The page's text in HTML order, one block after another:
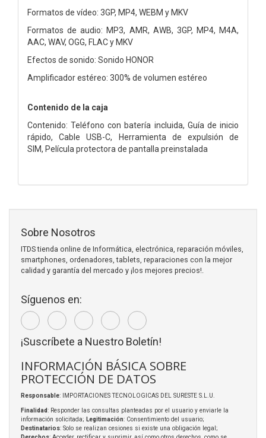
Formatos de vídeo: 3GP, MP4, WEBM y MKV
Formatos de audio: MP3, AMR, AWB, 3GP, MP4, M4A,
AAC, WAV, OGG, FLAC y MKV
Efectos de sonido: Sonido HONOR
Amplificador estéreo: 300% de volumen estéreo
Contenido de la caja
Contenido: Teléfono con batería incluida, Guía de inicio
rápido, Cable USB-C, Herramienta de expulsión de
SIM, Película protectora de pantalla preinstalada
Sobre Nosotros
ITDS tienda online de Informática, electrónica, reparación móviles,
smartphones, ordenadores, tablets, reparaciones con la mejor
calidad y garantía del mercado y ¡los mejores precios!.
Síguenos en:
¡Suscríbete a Nuestro Boletín!
INFORMACIÓN BÁSICA SOBRE
PROTECCIÓN DE DATOS
Responsable: IMPORTACIONES TECNOLOGICAS DEL SURESTE S.L.U.
Finalidad: Responder las consultas planteadas por el usuario y enviarle la
información solicitada; Legitimación: Consentimiento del usuario;
Destinatarios: Solo se realizan cesiones si existe una obligación legal;